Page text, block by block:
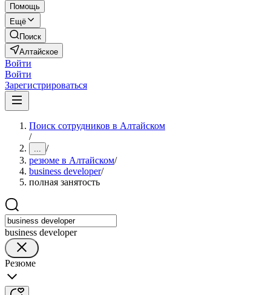
Помощь
Ещё
Поиск
Алтайское
Войти
Войти
Зарегистрироваться
Поиск сотрудников в Алтайском
/
... /
резюме в Алтайском/
business developer/
полная занятость
business developer
Резюме